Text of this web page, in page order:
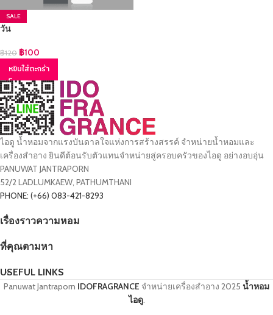
SALE
วัน
฿120 ฿100
หยิบใส่ตะกร้า
ไอดู น้ำหอมจากแรงบันดาลใจแห่งการสร้างสรรค์ จำหน่ายน้ำหอมและ
เครื่องสำอาง ยินดีต้อนรับตัวแทนจำหน่ายสู่ครอบครัวของไอดู อย่างอบอุ่น
PANUWAT JANTRAPORN
52/2 LADLUMKAEW, PATHUMTHANI
PHONE: (+66) 083-421-8293
เรื่องราวความหอม
ที่คุณตามหา
USEFUL LINKS
Panuwat Jantraporn IDOFRAGRANCE จำหน่ายเครื่องสำอาง 2025 น้ำหอม
ไอดู.